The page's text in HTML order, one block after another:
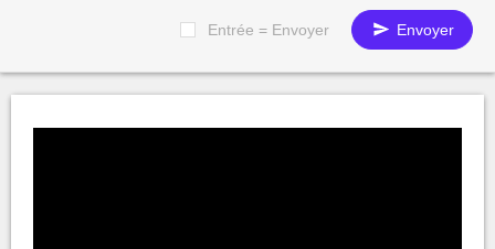
Entrée = Envoyer Envoyer